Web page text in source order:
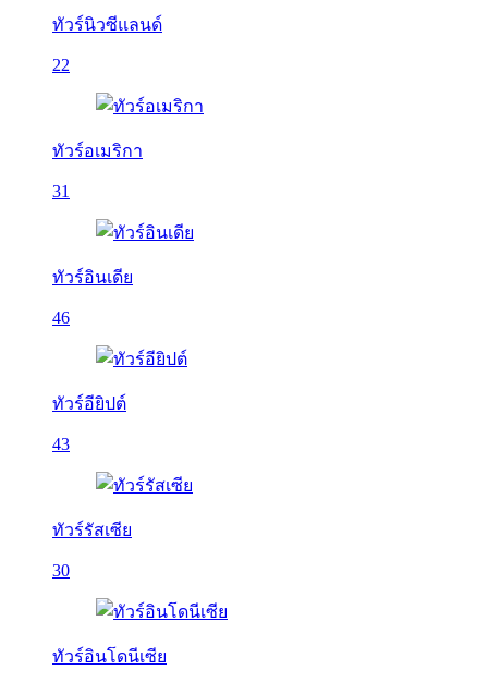
ทัวร์นิวซีแลนด์
22
ทัวร์อเมริกา
31
ทัวร์อินเดีย
46
ทัวร์อียิปต์
43
ทัวร์รัสเซีย
30
ทัวร์อินโดนีเซีย